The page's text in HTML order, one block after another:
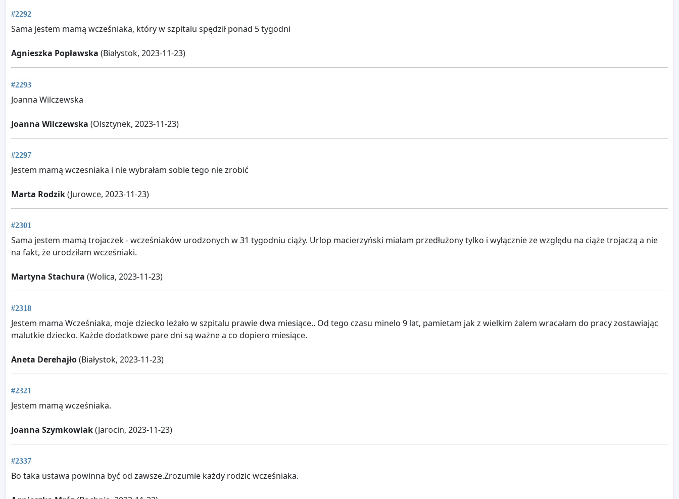
#2292
Sama jestem mamą wcześniaka, który w szpitalu spędził ponad 5 tygodni
Agnieszka Popławska (Białystok, 2023-11-23)
#2293
Joanna Wilczewska
Joanna Wilczewska (Olsztynek, 2023-11-23)
#2297
Jestem mamą wczesniaka i nie wybrałam sobie tego nie zrobić
Marta Rodzik(Jurowce, 2023-11-23)
#2301
Sama jestem mamą trojaczek - wcześniaków urodzonych w 31 tygodniu ciąży. Urlop macierzyński miałam przedłużony tylko i wyłącznie ze względu na ciąże trojaczą a nie
na fakt, że urodziłam wcześniaki.
Martyna Stachura (Wolica, 2023-11-23)
#2318
Jestem mama Wcześniaka, moje dziecko leżało w szpitalu prawie dwa miesiące.. Od tego czasu minelo 9 lat, pamietam jak z wielkim żalem wracałam do pracy zostawiając
malutkie dziecko. Każde dodatkowe pare dni są ważne a co dopiero miesiące.
Aneta Derehajło(Białystok, 2023-11-23)
#2321
Jestem mamą wcześniaka.
Joanna Szymkowiak(Jarocin, 2023-11-23)
#2337
Bo taka ustawa powinna być od zawsze.Zrozumie każdy rodzic wcześniaka.